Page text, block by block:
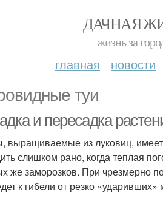
ДАЧНАЯ
жизнь за
главная новости
туи
и пересадка
выращиваемые из луковиц,
слишком рано, когда теплая
же заморозков. При чрезмерно
к гибели от резко «ударивших»